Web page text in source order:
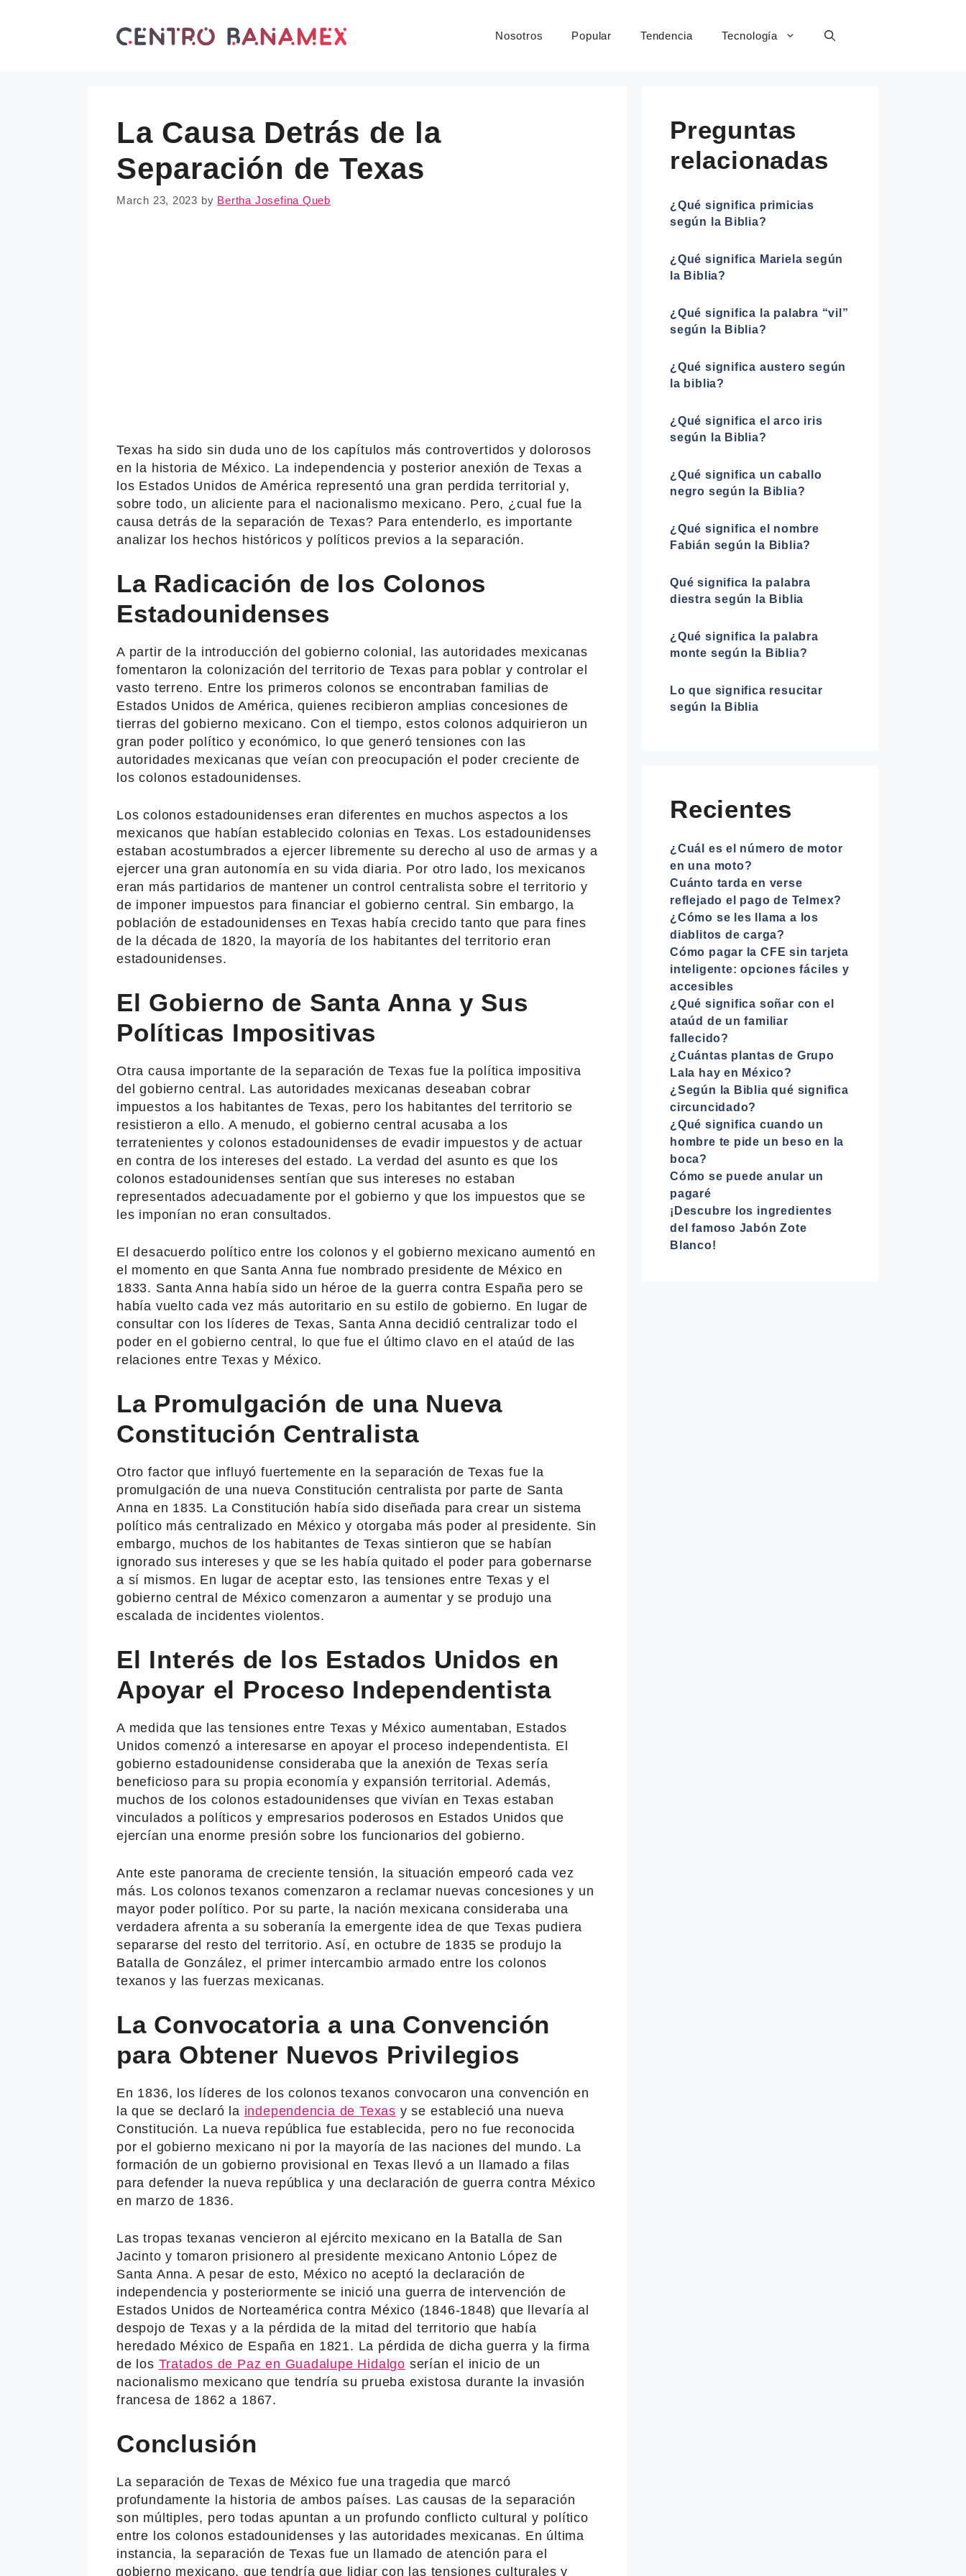
Nosotros Popular Tendencia Tecnología
La Causa Detrás de la
Separación de Texas
March 23, 2023 by Bertha Josefina Queb
Texas ha sido sin duda uno de los capítulos más controvertidos y dolorosos
en la historia de México. La independencia y posterior anexión de Texas a
los Estados Unidos de América representó una gran perdida territorial y,
sobre todo, un aliciente para el nacionalismo mexicano. Pero, ¿cual fue la
causa detrás de la separación de Texas? Para entenderlo, es importante
analizar los hechos históricos y políticos previos a la separación.
La Radicación de los Colonos
Estadounidenses
A partir de la introducción del gobierno colonial, las autoridades mexicanas
fomentaron la colonización del territorio de Texas para poblar y controlar el
vasto terreno. Entre los primeros colonos se encontraban familias de
Estados Unidos de América, quienes recibieron amplias concesiones de
tierras del gobierno mexicano. Con el tiempo, estos colonos adquirieron un
gran poder político y económico, lo que generó tensiones con las
autoridades mexicanas que veían con preocupación el poder creciente de
los colonos estadounidenses.
Los colonos estadounidenses eran diferentes en muchos aspectos a los
mexicanos que habían establecido colonias en Texas. Los estadounidenses
estaban acostumbrados a ejercer libremente su derecho al uso de armas y a
ejercer una gran autonomía en su vida diaria. Por otro lado, los mexicanos
eran más partidarios de mantener un control centralista sobre el territorio y
de imponer impuestos para financiar el gobierno central. Sin embargo, la
población de estadounidenses en Texas había crecido tanto que para fines
de la década de 1820, la mayoría de los habitantes del territorio eran
estadounidenses.
El Gobierno de Santa Anna y Sus
Políticas Impositivas
Otra causa importante de la separación de Texas fue la política impositiva
del gobierno central. Las autoridades mexicanas deseaban cobrar
impuestos a los habitantes de Texas, pero los habitantes del territorio se
resistieron a ello. A menudo, el gobierno central acusaba a los
terratenientes y colonos estadounidenses de evadir impuestos y de actuar
en contra de los intereses del estado. La verdad del asunto es que los
colonos estadounidenses sentían que sus intereses no estaban
representados adecuadamente por el gobierno y que los impuestos que se
les imponían no eran consultados.
El desacuerdo político entre los colonos y el gobierno mexicano aumentó en
el momento en que Santa Anna fue nombrado presidente de México en
1833. Santa Anna había sido un héroe de la guerra contra España pero se
había vuelto cada vez más autoritario en su estilo de gobierno. En lugar de
consultar con los líderes de Texas, Santa Anna decidió centralizar todo el
poder en el gobierno central, lo que fue el último clavo en el ataúd de las
relaciones entre Texas y México.
La Promulgación de una Nueva
Constitución Centralista
Otro factor que influyó fuertemente en la separación de Texas fue la
promulgación de una nueva Constitución centralista por parte de Santa
Anna en 1835. La Constitución había sido diseñada para crear un sistema
político más centralizado en México y otorgaba más poder al presidente. Sin
embargo, muchos de los habitantes de Texas sintieron que se habían
ignorado sus intereses y que se les había quitado el poder para gobernarse
a sí mismos. En lugar de aceptar esto, las tensiones entre Texas y el
gobierno central de México comenzaron a aumentar y se produjo una
escalada de incidentes violentos.
El Interés de los Estados Unidos en
Apoyar el Proceso Independentista
A medida que las tensiones entre Texas y México aumentaban, Estados
Unidos comenzó a interesarse en apoyar el proceso independentista. El
gobierno estadounidense consideraba que la anexión de Texas sería
beneficioso para su propia economía y expansión territorial. Además,
muchos de los colonos estadounidenses que vivían en Texas estaban
vinculados a políticos y empresarios poderosos en Estados Unidos que
ejercían una enorme presión sobre los funcionarios del gobierno.
Ante este panorama de creciente tensión, la situación empeoró cada vez
más. Los colonos texanos comenzaron a reclamar nuevas concesiones y un
mayor poder político. Por su parte, la nación mexicana consideraba una
verdadera afrenta a su soberanía la emergente idea de que Texas pudiera
separarse del resto del territorio. Así, en octubre de 1835 se produjo la
Batalla de González, el primer intercambio armado entre los colonos
texanos y las fuerzas mexicanas.
La Convocatoria a una Convención
para Obtener Nuevos Privilegios
En 1836, los líderes de los colonos texanos convocaron una convención en
la que se declaró la independencia de Texas y se estableció una nueva
Constitución. La nueva república fue establecida, pero no fue reconocida
por el gobierno mexicano ni por la mayoría de las naciones del mundo. La
formación de un gobierno provisional en Texas llevó a un llamado a filas
para defender la nueva república y una declaración de guerra contra México
en marzo de 1836.
Las tropas texanas vencieron al ejército mexicano en la Batalla de San
Jacinto y tomaron prisionero al presidente mexicano Antonio López de
Santa Anna. A pesar de esto, México no aceptó la declaración de
independencia y posteriormente se inició una guerra de intervención de
Estados Unidos de Norteamérica contra México (1846-1848) que llevaría al
despojo de Texas y a la pérdida de la mitad del territorio que había
heredado México de España en 1821. La pérdida de dicha guerra y la firma
de los Tratados de Paz en Guadalupe Hidalgo serían el inicio de un
nacionalismo mexicano que tendría su prueba existosa durante la invasión
francesa de 1862 a 1867.
Conclusión
La separación de Texas de México fue una tragedia que marcó
profundamente la historia de ambos países. Las causas de la separación
son múltiples, pero todas apuntan a un profundo conflicto cultural y político
entre los colonos estadounidenses y las autoridades mexicanas. En última
instancia, la separación de Texas fue un llamado de atención para el
gobierno mexicano, que tendría que lidiar con las tensiones culturales y
Preguntas
relacionadas
¿Qué significa primicias
según la Biblia?
¿Qué significa Mariela según
la Biblia?
¿Qué significa la palabra “vil”
según la Biblia?
¿Qué significa austero según
la biblia?
¿Qué significa el arco iris
según la Biblia?
¿Qué significa un caballo
negro según la Biblia?
¿Qué significa el nombre
Fabián según la Biblia?
Qué significa la palabra
diestra según la Biblia
¿Qué significa la palabra
monte según la Biblia?
Lo que significa resucitar
según la Biblia
Recientes
¿Cuál es el número de motor
en una moto?
Cuánto tarda en verse
reflejado el pago de Telmex?
¿Cómo se les llama a los
diablitos de carga?
Cómo pagar la CFE sin tarjeta
inteligente: opciones fáciles y
accesibles
¿Qué significa soñar con el
ataúd de un familiar
fallecido?
¿Cuántas plantas de Grupo
Lala hay en México?
¿Según la Biblia qué significa
circuncidado?
¿Qué significa cuando un
hombre te pide un beso en la
boca?
Cómo se puede anular un
pagaré
¡Descubre los ingredientes
del famoso Jabón Zote
Blanco!